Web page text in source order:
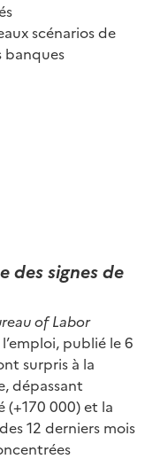
scénarios de
banques
des signes de
of Labor
publié le 6
surpris à la
dépassant
(+170 000) et la
12 derniers mois